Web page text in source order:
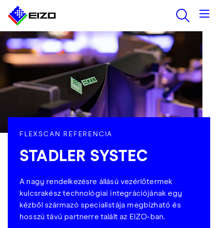
FLEXSCAN REFERENCIA
STADLER SYSTEC
A nagy rendelkezésre állású vezérlőtermek
kulcsrakész technológiai integrációjának egy
kézből származó specialistája megbízható és
hosszú távú partnerre talált az EIZO-ban.